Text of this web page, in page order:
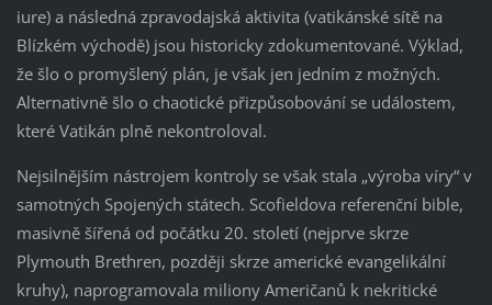
iure) a následná zpravodajská aktivita (vatikánské sítě na
Blízkém východě) jsou historicky zdokumentované. Výklad,
že šlo o promyšlený plán, je však jen jedním z možných.
Alternativně šlo o chaotické přizpůsobování se událostem,
které Vatikán plně nekontroloval.
Nejsilnějším nástrojem kontroly se však stala „výroba víry“ v
samotných Spojených státech. Scofieldova referenční bible,
masivně šířená od počátku 20. století (nejprve skrze
Plymouth Brethren, později skrze americké evangelikální
kruhy), naprogramovala miliony Američanů k nekritické